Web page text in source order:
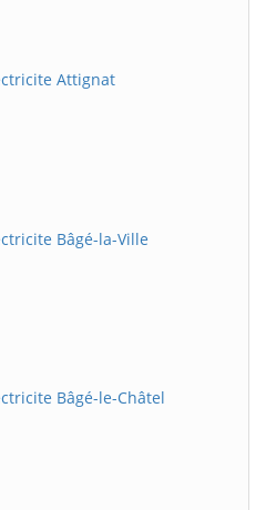
Attignat
Bâgé-la-Ville
Bâgé-le-Châtel